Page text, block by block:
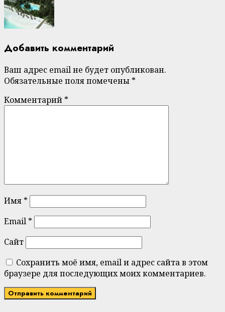
Добавить комментарий
Ваш адрес email не будет опубликован.
Обязательные поля помечены *
Комментарий *
Имя *
Email *
Сайт
Сохранить моё имя, email и адрес сайта в этом
браузере для последующих моих комментариев.